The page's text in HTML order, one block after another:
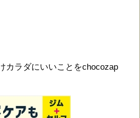
カラダにいいことをchocozap